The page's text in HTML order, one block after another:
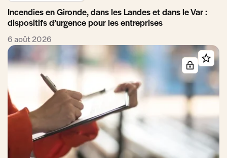
Incendies en Gironde, dans les Landes et dans le Var :
dispositifs d’urgence pour les entreprises
6 août 2026